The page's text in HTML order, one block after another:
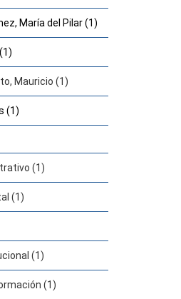
María del Pilar (1)
Mauricio (1)
(1)
(1)
(1)
(1)
(1)